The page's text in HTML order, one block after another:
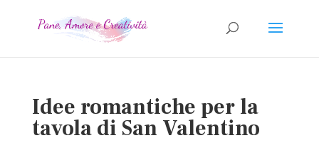
Idee romantiche per la
tavola di San Valentino